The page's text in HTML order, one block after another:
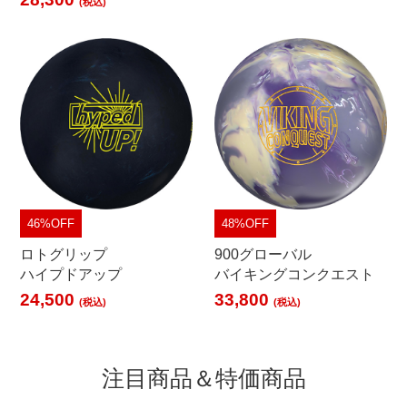
46%OFF
ロトグリップ
ハイプドアップ
24,500(税込)
48%OFF
900グローバル
バイキングコンクエスト
33,800(税込)
注目商品＆特価商品